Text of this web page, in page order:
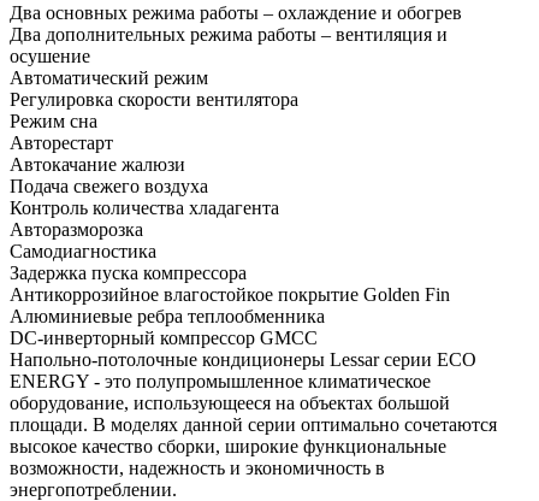
Два основных режима работы – охлаждение и обогрев
Два дополнительных режима работы – вентиляция и
осушение
Автоматический режим
Регулировка скорости вентилятора
Режим сна
Авторестарт
Автокачание жалюзи
Подача свежего воздуха
Контроль количества хладагента
Авторазморозка
Самодиагностика
Задержка пуска компрессора
Антикоррозийное влагостойкое покрытие Golden Fin
Алюминиевые ребра теплообменника
DC-инверторный компрессор GMCC
Напольно-потолочные кондиционеры Lessar серии ECO
ENERGY - это полупромышленное климатическое
оборудование, использующееся на объектах большой
площади. В моделях данной серии оптимально сочетаются
высокое качество сборки, широкие функциональные
возможности, надежность и экономичность в
энергопотреблении.